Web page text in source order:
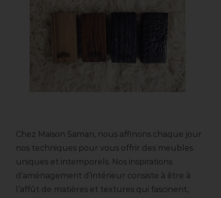
Chez Maison Saman, nous affinons chaque jour
nos techniques pour vous offrir des meubles
uniques et intemporels. Nos inspirations
d’aménagement d’intérieur consiste à être à
l’affût de matières et textures qui fascinent,